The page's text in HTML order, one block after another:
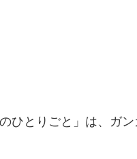
ひとりごと」は、ガ